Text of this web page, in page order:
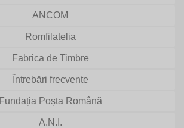
ANCOM
Romfilatelia
Fabrica de Timbre
Întrebări frecvente
Fundația Poșta Română
A.N.I.